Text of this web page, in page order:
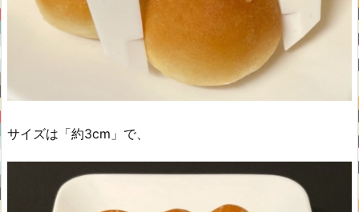
サイズは「約3cm」で、